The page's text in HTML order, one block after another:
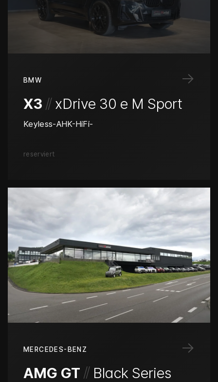
→
BMW
X3 // xDrive 30 e M Sport
Keyless-AHK-HiFi-
reserviert
→
MERCEDES-BENZ
AMG GT // Black Series